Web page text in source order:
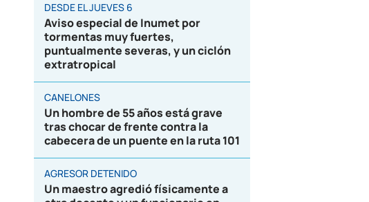
DESDE EL JUEVES 6
Aviso especial de Inumet por
tormentas muy fuertes,
puntualmente severas, y un ciclón
extratropical
CANELONES
Un hombre de 55 años está grave
tras chocar de frente contra la
cabecera de un puente en la ruta 101
AGRESOR DETENIDO
Un maestro agredió físicamente a